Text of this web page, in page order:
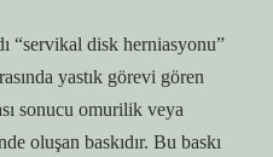
“servikal disk herniasyonu”
yastık görevi gören
sonucu omurilik veya
oluşan baskıdır. Bu baskı